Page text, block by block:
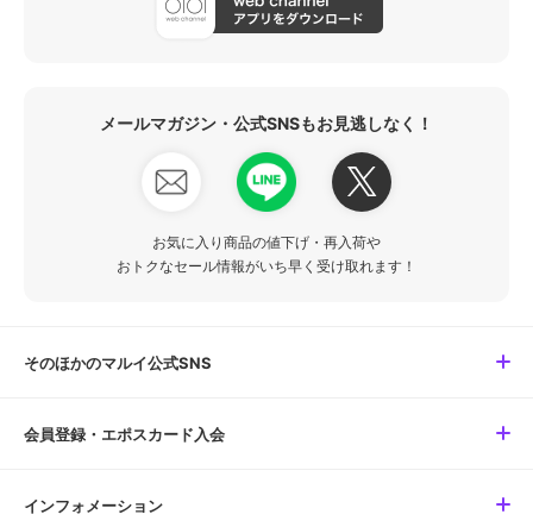
メールマガジン・公式SNSもお見逃しなく！
お気に入り商品の値下げ・再入荷や
おトクなセール情報がいち早く受け取れます！
そのほかのマルイ公式SNS
会員登録・エポスカード入会
インフォメーション